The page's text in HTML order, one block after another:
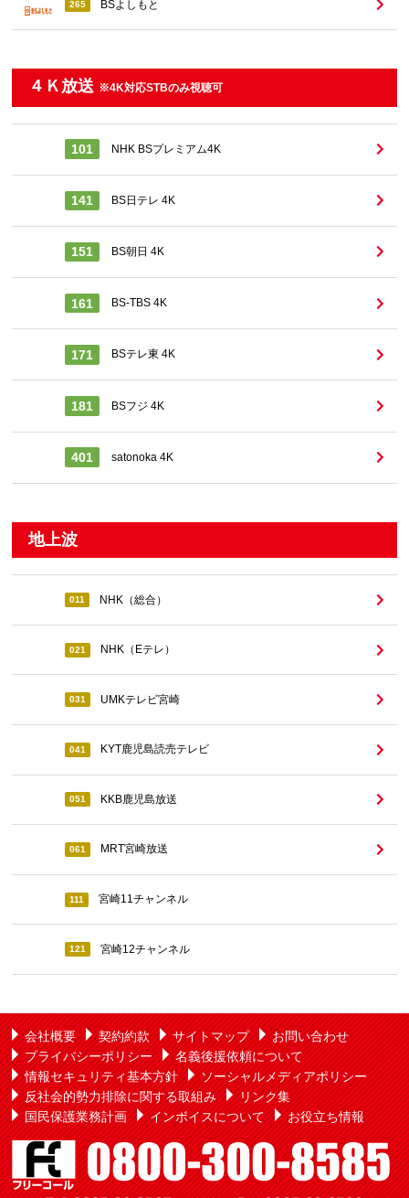
265 BSよしもと
４Ｋ放送 ※4K対応STBのみ視聴可
101 NHK BSプレミアム4K
141 BS日テレ 4K
151 BS朝日 4K
161 BS-TBS 4K
171 BSテレ東 4K
181 BSフジ 4K
401 satonoka 4K
地上波
011 NHK（総合）
021 NHK（Eテレ）
031 UMKテレビ宮崎
041 KYT鹿児島読売テレビ
051 KKB鹿児島放送
061 MRT宮崎放送
111 宮崎11チャンネル
121 宮崎12チャンネル
会社概要 契約約款 サイトマップ
お問い合わせ
プライバシーポリシー
名義後援依頼について
情報セキュリティ基本方針
ソーシャルメディアポリシー
反社会的勢力排除に関する取組み
リンク集
国民保護業務計画
インボイスについて お役立ち情報